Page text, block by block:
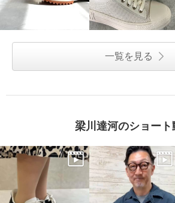
一覧を見る
梁川達河のショート